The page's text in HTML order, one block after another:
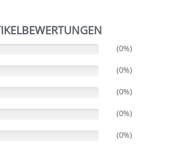
(0%)
(0%)
(0%)
(0%)
(0%)